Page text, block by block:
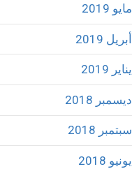
مايو 2019
أبريل 2019
يناير 2019
ديسمبر 2018
سبتمبر 2018
يونيو 2018